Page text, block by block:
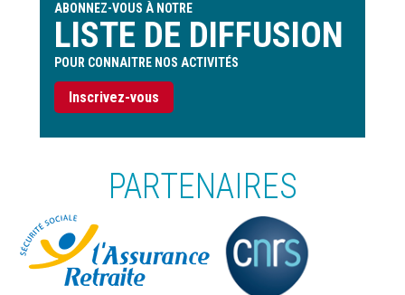
ABONNEZ-VOUS À NOTRE
LISTE DE DIFFUSION
POUR CONNAITRE NOS ACTIVITÉS
Inscrivez-vous
PARTENAIRES